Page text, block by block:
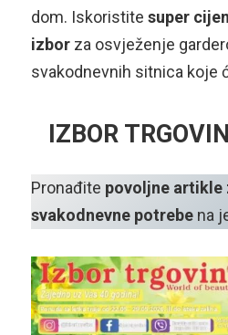
dom. Iskoristite super
izborza osvježenje
svakodnevnih sitnica koje
IZBOR
Pronađite povoljne artikle
svakodnevne potrebena